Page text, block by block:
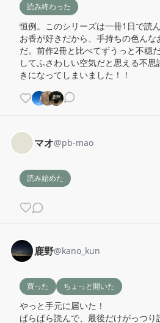
読み終わった
恒例。このシリーズは一冊1日で読ん
お香が好きだから、手持ちの色ん
だ。前作2冊と比べてずうっと不穏
してふさわしい空気だと思える不
きになってしまいました！！
マオ@pb-mao
読み始めた
鹿野@kano_kun
買った ちょっと開いた
やっと手元に届いた！
ぱらぱら読んで、最後だけがっつり